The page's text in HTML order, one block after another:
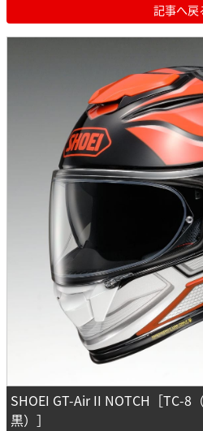
記事へ戻
SHOEI GT-Air II NOTCH［TC-8
黒）］